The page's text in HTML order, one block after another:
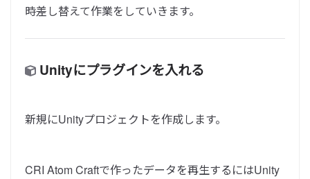
時差し替えて作業をしていきます。
Unityにプラグインを入れる
新規にUnityプロジェクトを作成します。
CRI Atom Craftで作ったデータを再生するにはUnity